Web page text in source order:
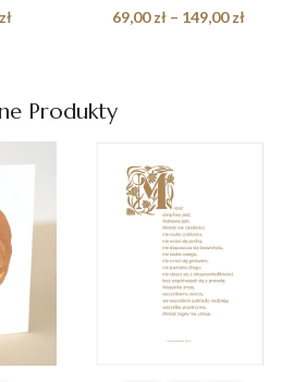
złZakres
do
69,00zł – 149,00złZakres
Produkty